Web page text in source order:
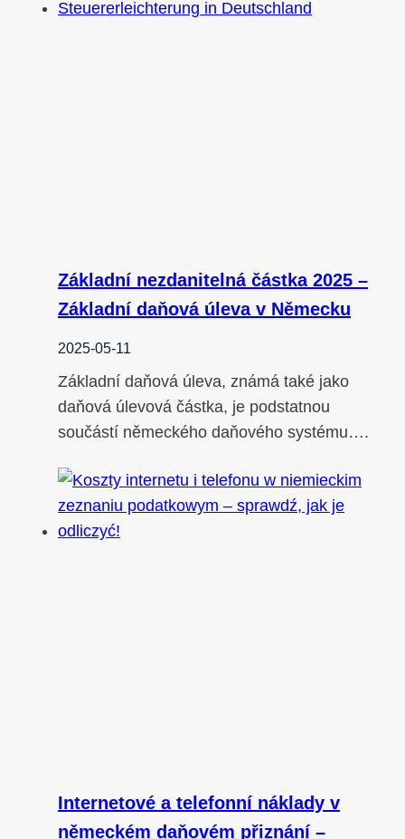
Základní nezdanitelná částka 2025 –
Základní daňová úleva v Německu
2025-05-11
Základní daňová úleva, známá také jako
daňová úlevová částka, je podstatnou
součástí německého daňového systému….
Internetové a telefonní náklady v
německém daňovém přiznání –